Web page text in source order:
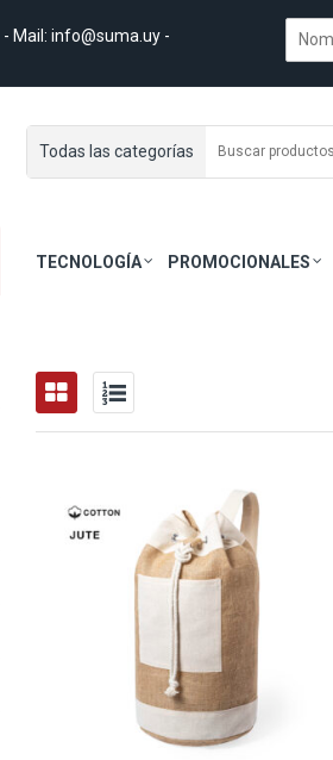
- Mail: info@suma.uy -
Todas las categorías
TECNOLOGÍA PROMOCIONALES